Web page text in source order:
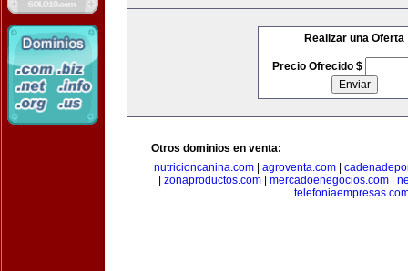
Realizar una Oferta
Precio Ofrecido $
Otros dominios en venta:
nutricioncanina.com| agroventa.com|
zonaproductos.com mercadoenegocios.com